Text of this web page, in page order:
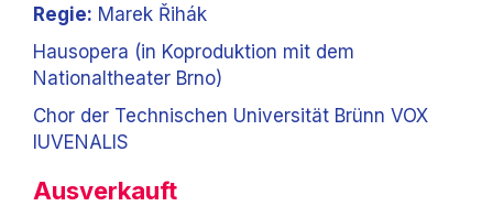
Regie: Marek Řihák
Hausopera (in Koproduktion mit dem
Nationaltheater Brno)
Chor der Technischen Universität Brünn VOX
IUVENALIS
Ausverkauft